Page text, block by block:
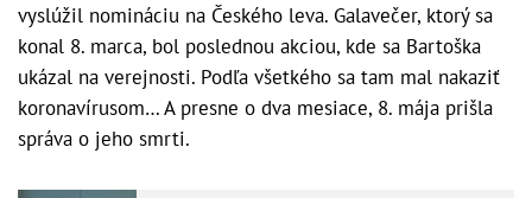
vyslúžil nomináciu na Českého leva. Galavečer, ktorý sa
konal 8. marca, bol poslednou akciou, kde sa Bartoška
ukázal na verejnosti. Podľa všetkého sa tam mal nakaziť
koronavírusom… A presne o dva mesiace, 8. mája prišla
správa o jeho smrti.